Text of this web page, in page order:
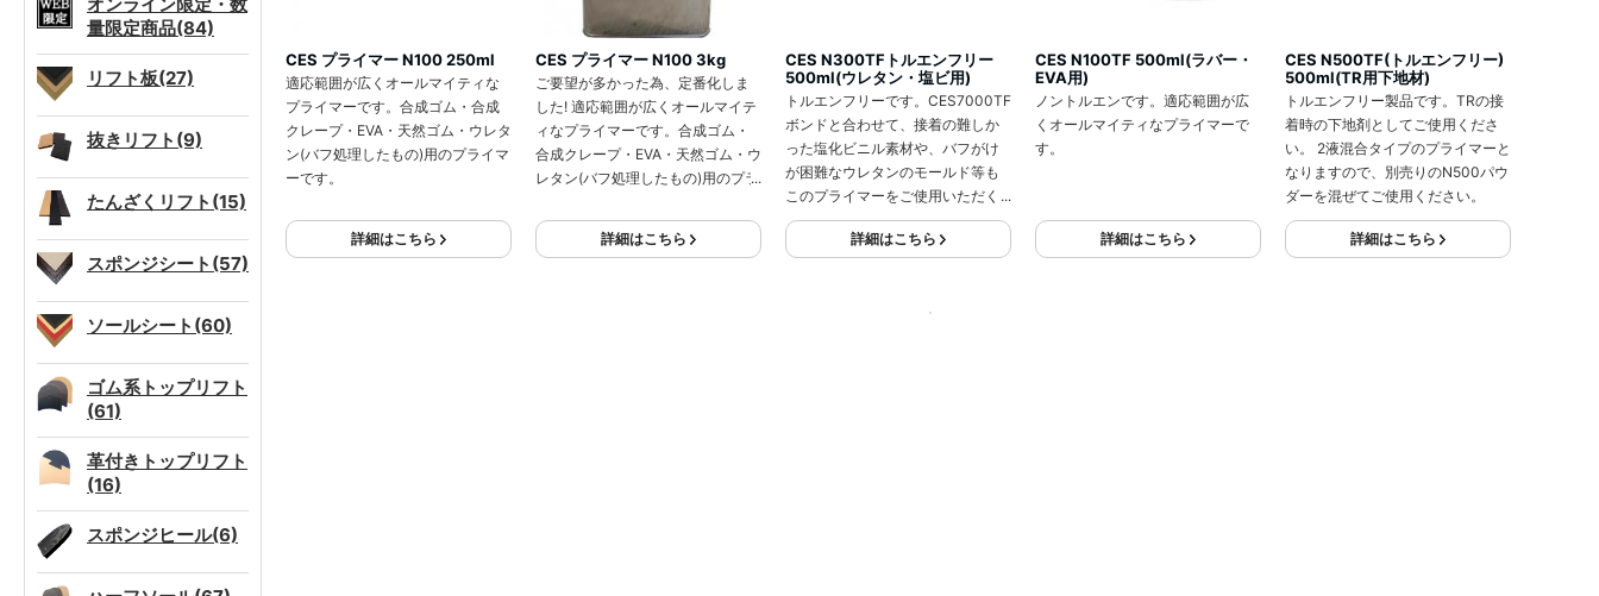
量限定商品(84)
リフト板(27)
抜きリフト(9)
たんざくリフト(15)
スポンジシート(57)
ソールシート(60)
ゴム系トップリフト
(61)
革付きトップリフト
(16)
スポンジヒール(6)
CES プライマー N100 250ml
適応範囲が広くオールマイティな
プライマーです。合成ゴム・合成
クレープ・EVA・天然ゴム・ウレタ
ン(バフ処理したもの)用のプライマ
ーです。
詳細はこちら
CES プライマー N100 3kg
ご要望が多かった為、定番化しま
した! 適応範囲が広くオールマイテ
ィなプライマーです。合成ゴム・
合成クレープ・EVA・天然ゴム・ウ
レタン(バフ処理したもの)用のプラ
詳細はこちら
CES N300TFトルエンフリー
500ml(ウレタン・塩ビ用)
トルエンフリーです。CES7000TF
ボンドと合わせて、接着の難しか
った塩化ビニル素材や、バフがけ
が困難なウレタンのモールド等も
このプライマーをご使用いただく
ことで接着できます。
詳細はこちら
CES N100TF 500ml(ラバー・
EVA用)
ノントルエンです。適応範囲が広
くオールマイティなプライマーで
す。
詳細はこちら
CES N500TF(トルエンフリー)
500ml(TR用下地材)
トルエンフリー製品です。TRの接
着時の下地剤としてご使用くださ
い。 2液混合タイプのプライマーと
なりますので、別売りのN500パウ
ダーを混ぜてご使用ください。
詳細はこちら